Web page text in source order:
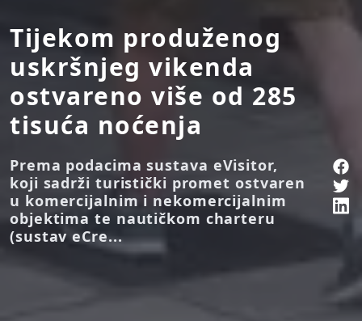
Tijekom produženog
uskršnjeg vikenda
ostvareno više od 285
tisuća noćenja
Prema podacima sustava eVisitor,
koji sadrži turistički promet ostvaren
u komercijalnim i nekomercijalnim
objektima te nautičkom charteru
(sustav eCre...